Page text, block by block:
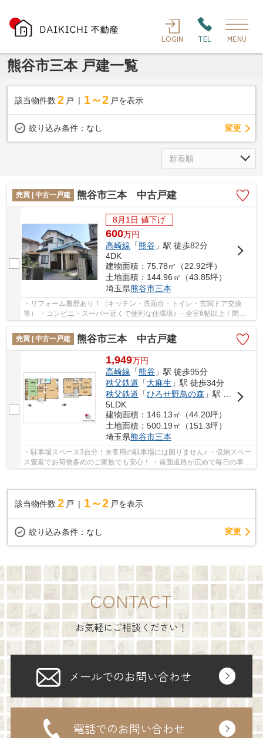
LOGIN TEL MENU
熊谷市三本 戸建一覧
該当物件数 2 戸 1～2 戸を表示
絞り込み条件： なし 変更
売買 | 中古一戸建 熊谷市三本 中古戸建
8月1日 値下げ
600万円
高崎線 「熊谷」駅 徒歩82分
4DK
建物面積：75.78㎡（22.92坪）
土地面積：144.96㎡（43.85坪）
埼玉県熊谷市三本
・リフォーム履歴あり！（キッチン・洗面台・トイレ・玄関ドア交換
等） ・コンビニ・スーパー近くで便利な住環境♪ ・全室6帖以上！閑静
な住宅街♪ いつでもお気軽にお声がけください♪ ...
売買 | 中古一戸建
熊谷市三本 中古戸建
1,949万円
高崎線 「熊谷」駅 徒歩95分
秩父鉄道 「大麻生 」駅 徒歩34分
秩父鉄道 「ひろせ野鳥の森 」駅 徒歩56分
5LDK
建物面積：146.13㎡（44.20坪）
土地面積：500.19㎡（151.3坪）
埼玉県熊谷市三本
・駐車場スペース3台分！来客用の駐車場には困りません♪ ・収納スペー
ス豊富でお荷物多めのご家族でも安心！ ・前面道路が広めで毎日の車の
出入りが楽々！ いつでもお気軽にお声がけ...
該当物件数 2 戸 1～2 戸を表示
絞り込み条件： なし 変更
CONTACT
お気軽にご相談ください！
メールでのお問い合わせ
電話でのお問い合わせ